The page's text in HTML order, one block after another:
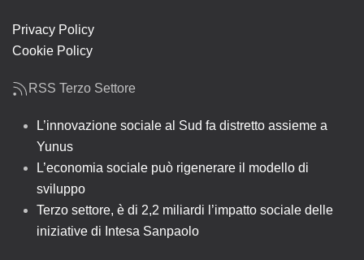
Privacy Policy
Cookie Policy
RSS Terzo Settore
L’innovazione sociale al Sud fa distretto assieme a
Yunus
L’economia sociale può rigenerare il modello di
sviluppo
Terzo settore, è di 2,2 miliardi l’impatto sociale delle
iniziative di Intesa Sanpaolo